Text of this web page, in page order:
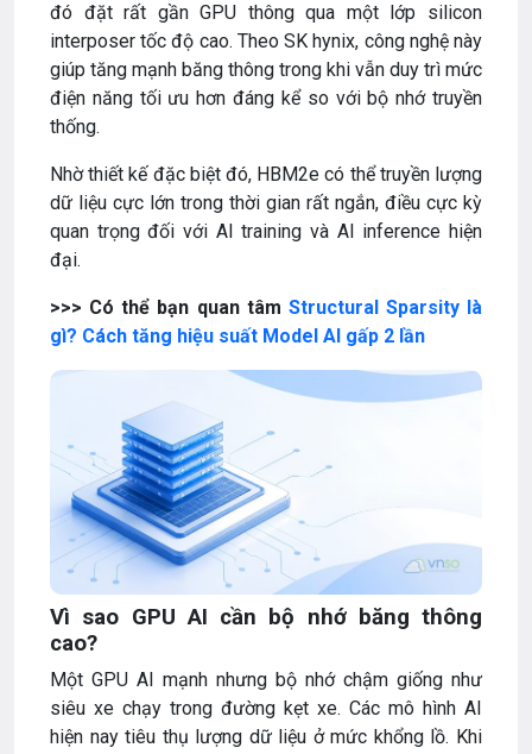
đó đặt rất gần GPU thông qua một lớp silicon
interposer tốc độ cao. Theo SK hynix, công nghệ này
giúp tăng mạnh băng thông trong khi vẫn duy trì mức
điện năng tối ưu hơn đáng kể so với bộ nhớ truyền
thống.
Nhờ thiết kế đặc biệt đó, HBM2e có thể truyền lượng
dữ liệu cực lớn trong thời gian rất ngắn, điều cực kỳ
quan trọng đối với AI training và AI inference hiện
đại.
>>> Có thể bạn quan tâm Structural Sparsity là
gì? Cách tăng hiệu suất Model AI gấp 2 lần
Vì sao GPU AI cần bộ nhớ băng thông
cao?
Một GPU AI mạnh nhưng bộ nhớ chậm giống như
siêu xe chạy trong đường kẹt xe. Các mô hình AI
hiện nay tiêu thụ lượng dữ liệu ở mức khổng lồ. Khi